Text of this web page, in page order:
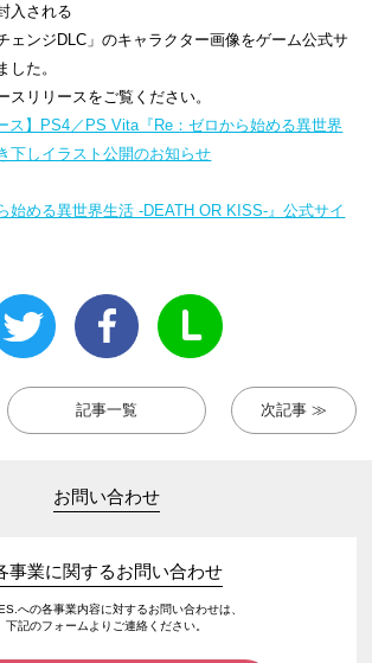
入される
ェンジDLC」のキャラクター画像をゲーム公式サ
した。
スリリースをご覧ください。
ス】PS4／PS Vita『Re：ゼロから始める異世界
下しイラスト公開のお知らせ
始める異世界生活 -DEATH OR KISS-』公式サイ
記事一覧 次記事 ≫
お問い合わせ
事業に関するお問い合わせ
への各事業内容に対するお問い合わせは、
下記のフォームよりご連絡ください。